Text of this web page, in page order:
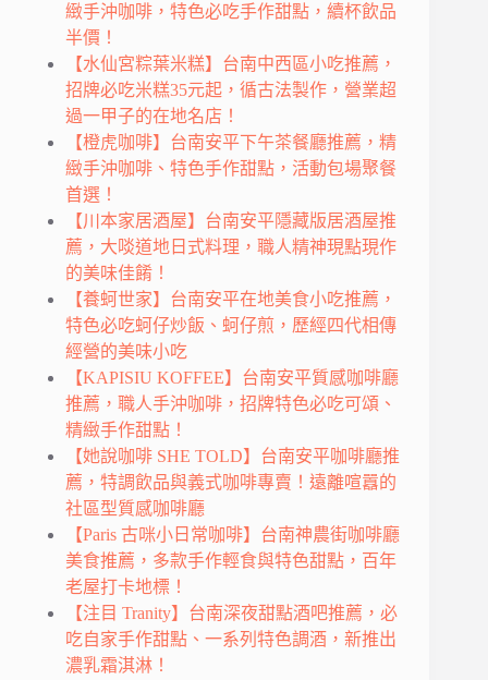
緻手沖咖啡，特色必吃手作甜點，續杯飲品
半價！
【水仙宮粽葉米糕】台南中西區小吃推薦，
招牌必吃米糕35元起，循古法製作，營業超
過一甲子的在地名店！
【橙虎咖啡】台南安平下午茶餐廳推薦，精
緻手沖咖啡、特色手作甜點，活動包場聚餐
首選！
【川本家居酒屋】台南安平隱藏版居酒屋推
薦，大啖道地日式料理，職人精神現點現作
的美味佳餚！
【養蚵世家】台南安平在地美食小吃推薦，
特色必吃蚵仔炒飯、蚵仔煎，歷經四代相傳
經營的美味小吃
【KAPISIU KOFFEE】台南安平質感咖啡廳
推薦，職人手沖咖啡，招牌特色必吃可頌、
精緻手作甜點！
【她說咖啡 SHE TOLD】台南安平咖啡廳推
薦，特調飲品與義式咖啡專賣！遠離喧囂的
社區型質感咖啡廳
【Paris 古咪小日常咖啡】台南神農街咖啡廳
美食推薦，多款手作輕食與特色甜點，百年
老屋打卡地標！
【注目 Tranity】台南深夜甜點酒吧推薦，必
吃自家手作甜點、一系列特色調酒，新推出
濃乳霜淇淋！